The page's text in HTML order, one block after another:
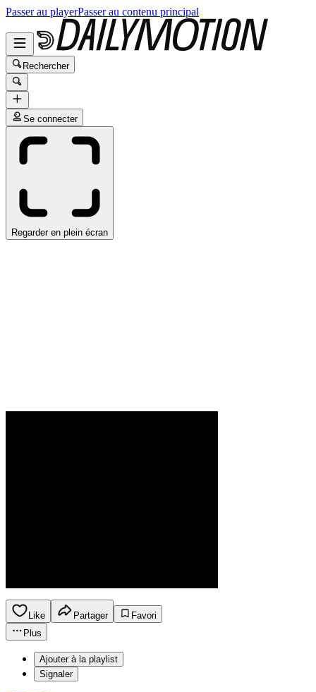
Passer au playerPasser au contenu principal
Rechercher
Se connecter
Regarder en plein écran
Like Partager
Favori
Plus
Ajouter à la playlist
Signaler